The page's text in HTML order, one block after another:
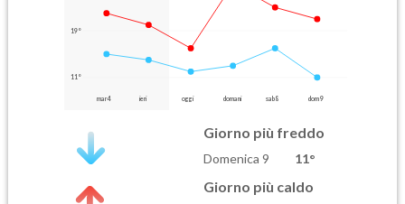
19°
11°
mar 4 ieri oggi domani sab 8 dom 9
Giorno più freddo
Domenica 9 11°
Giorno più caldo